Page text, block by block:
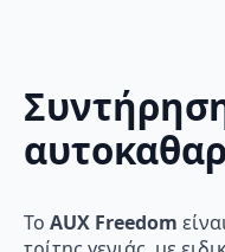
Το AUX Freedom